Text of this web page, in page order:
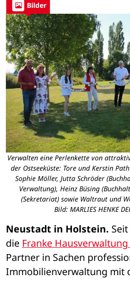
Bilder
Verwalten eine Perlenkette von
der Ostseeküste: Tore und Kerstin
Sophie Möller, Jutta Schröder
Verwaltung), Heinz Büsing
(Sekretariat) sowie Waltraut und
Bild: MARLIES HENKE
Neustadt in Holstein.
die Franke Hausverwaltung
Partner in Sachen
Immobilienverwaltung mit